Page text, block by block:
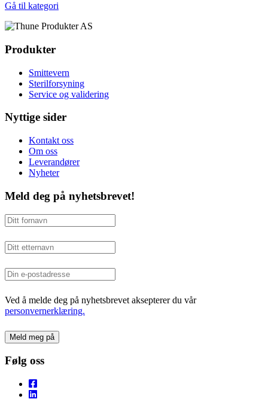
Gå til kategori
Produkter
Smittevern
Sterilforsyning
Service og validering
Nyttige sider
Kontakt oss
Om oss
Leverandører
Nyheter
Meld deg på nyhetsbrevet!
Ved å melde deg på nyhetsbrevet aksepterer du vår
personvernerklæring.
Følg oss